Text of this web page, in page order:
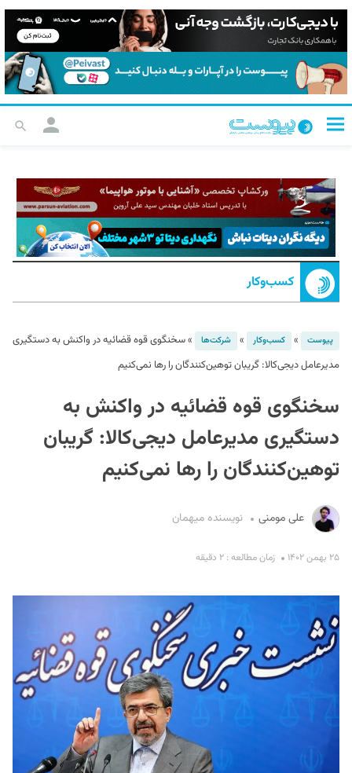
کسب‌و‌کار
پیوست » کسب‌و‌کار » شرکت‌ها »سخنگوی قوه قضائیه در واکنش به دستگیری
مدیرعامل دیجی‌کالا: گریبان توهین‌کنندگان را رها نمی‌کنیم
سخنگوی قوه قضائیه در واکنش به
دستگیری مدیرعامل دیجی‌کالا: گریبان
توهین‌کنندگان را رها نمی‌کنیم
علی مومنی نویسنده میهمان
۲۵ بهمن ۱۴۰۲ زمان مطالعه : ۲ دقیقه